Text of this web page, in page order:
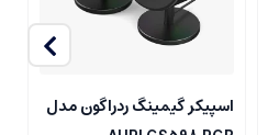
اسپیکر گیمینگ ردراگون مدل